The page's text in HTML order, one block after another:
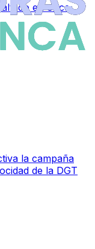
en once
la campaña
de la DGT